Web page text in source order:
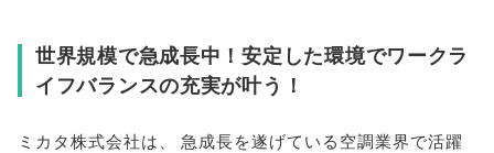
世界規模で急成長中！安定した環境でワークラ
イフバランスの充実が叶う！
ミカタ株式会社は
急成長を遂げている空調業界で活躍